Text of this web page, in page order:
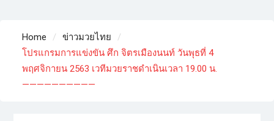
Home
ข่าวมวยไทย
โปรแกรมการแข่งขัน ศึก จิตรเมืองนนท์ วันพุธที่ 4
พฤศจิกายน 2563 เวทีมวยราชดำเนินเวลา 19.00 น.
——————————